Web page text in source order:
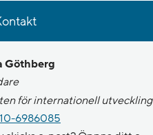
Göthberg
för internationell utveckling
6986085